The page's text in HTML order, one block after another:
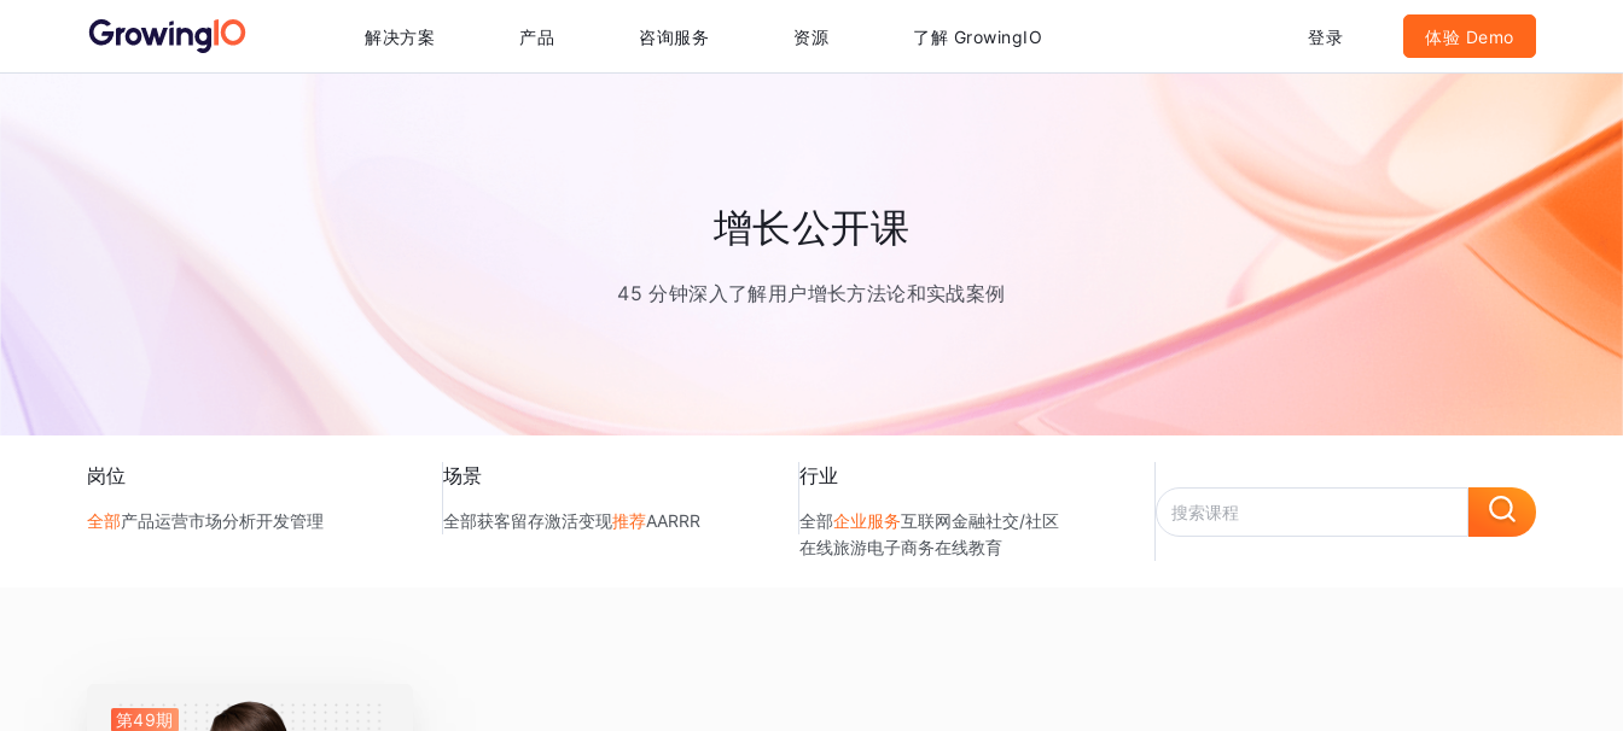
解决方案 产品 咨询服务 资源 了解 GrowingIO 登录 体验 Demo
增长公开课
45 分钟深入了解用户增长方法论和实战案例
岗位
全部产品运营市场分析开发管理
场景
全部获客留存激活变现推荐AARRR
行业
全部企业服务互联网金融社交/社区
在线旅游电子商务在线教育
第49期